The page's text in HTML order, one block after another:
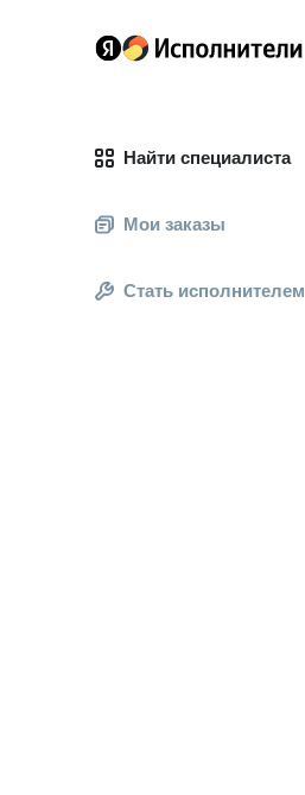
Найти специалиста
Мои заказы
Стать исполнителем